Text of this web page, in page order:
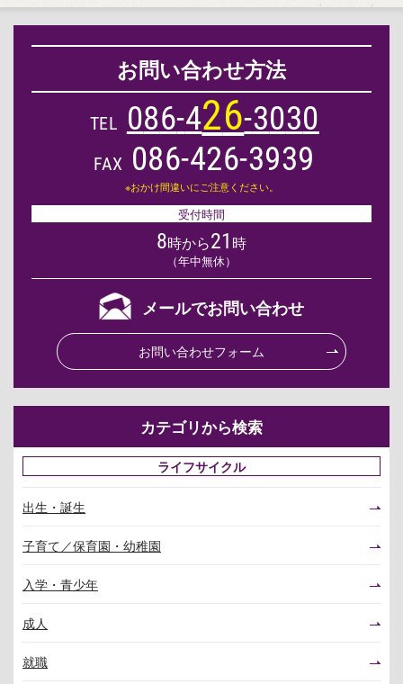
お問い合わせ方法
TEL 086-426-3030
FAX 086-426-3939
※おかけ間違いにご注意ください。
受付時間
8時から21 時
（年中無休）
メールでお問い合わせ
お問い合わせフォーム
カテゴリから検索
ライフサイクル
出生・誕生
子育て／保育園・幼稚園
入学・青少年
成人
就職